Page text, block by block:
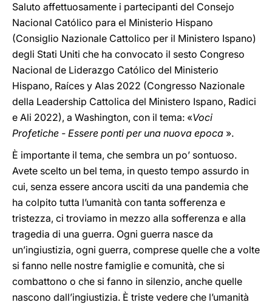
Saluto affettuosamente i partecipanti del Consejo
Nacional Católico para el Ministerio Hispano
(Consiglio Nazionale Cattolico per il Ministero Ispano)
degli Stati Uniti che ha convocato il sesto Congreso
Nacional de Liderazgo Católico del Ministerio
Hispano, Raíces y Alas 2022 (Congresso Nazionale
della Leadership Cattolica del Ministero Ispano, Radici
e Ali 2022), a Washington, con il tema: «Voci
Profetiche - Essere ponti per una nuova epoca ».
È importante il tema, che sembra un po’ sontuoso.
Avete scelto un bel tema, in questo tempo assurdo in
cui, senza essere ancora usciti da una pandemia che
ha colpito tutta l’umanità con tanta sofferenza e
tristezza, ci troviamo in mezzo alla sofferenza e alla
tragedia di una guerra. Ogni guerra nasce da
un’ingiustizia, ogni guerra, comprese quelle che a volte
si fanno nelle nostre famiglie e comunità, che si
combattono o che si fanno in silenzio, anche quelle
nascono dall’ingiustizia. È triste vedere che l’umanità